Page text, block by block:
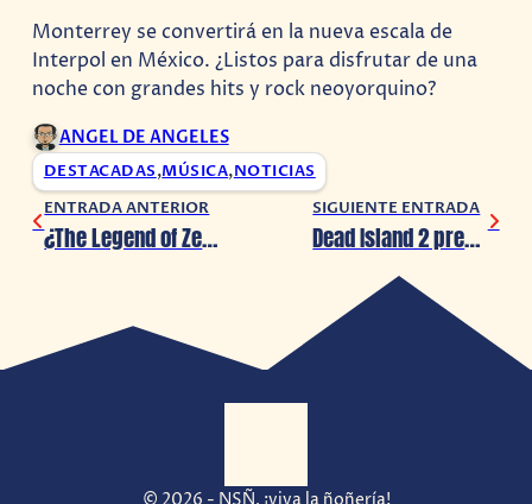
Monterrey se convertirá en la nueva escala de
Interpol en México. ¿Listos para disfrutar de una
noche con grandes hits y rock neoyorquino?
ANGEL DE ANGELES
DESTACADAS,MÚSICA,NOTICIAS
ENTRADA ANTERIOR
¿The Legend of Zelda: Tears of the Kingdom confirma su Nintendo Switch OLED Edición Especial?
SIGUIENTE ENTRADA
Dead Island 2 presenta a su último Slayer